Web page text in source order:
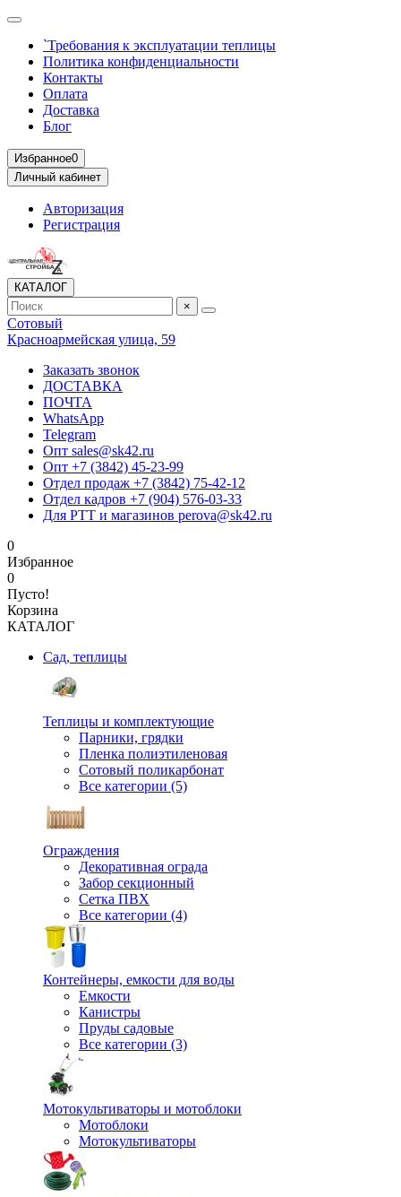
`Требования к эксплуатации теплицы
Политика конфиденциальности
Контакты
Оплата
Доставка
Блог
Избранное0
Личный кабинет
Авторизация
Регистрация
КАТАЛОГ
×
Сотовый
Красноармейская улица, 59
Заказать звонок
ДОСТАВКА
ПОЧТА
WhatsApp
Telegram
Опт sales@sk42.ru
Опт +7 (3842) 45-23-99
Отдел продаж +7 (3842) 75-42-12
Отдел кадров +7 (904) 576-03-33
Для РТТ и магазинов perova@sk42.ru
0
Избранное
0
Пусто!
Корзина
КАТАЛОГ
Сад, теплицы
Теплицы и комплектующие
Парники, грядки
Пленка полиэтиленовая
Сотовый поликарбонат
Все категории (5)
Ограждения
Декоративная ограда
Забор секционный
Сетка ПВХ
Все категории (4)
Контейнеры, емкости для воды
Емкости
Канистры
Пруды садовые
Все категории (3)
Мотокультиваторы и мотоблоки
Мотоблоки
Мотокультиваторы